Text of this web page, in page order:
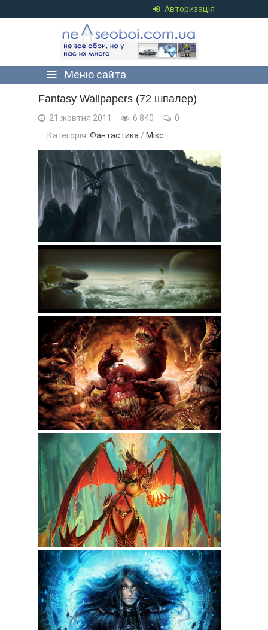
Авторизація
Меню сайта
Fantasy Wallpapers (72 шпалер)
21 жовтня 2011 6 840
0
Категорія: Фантастика / Мікс